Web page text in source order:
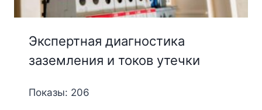
Экспертная диагностика
заземления и токов утечки
Показы: 206